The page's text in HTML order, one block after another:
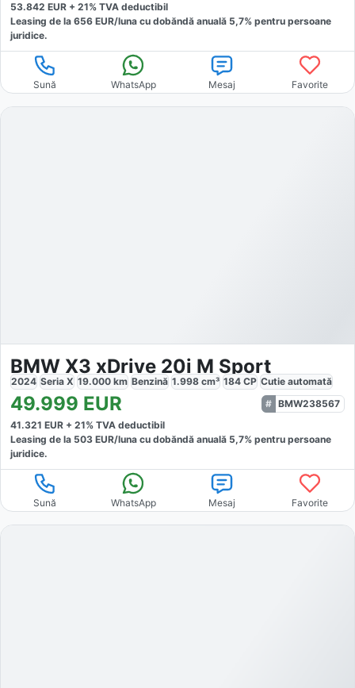
53.842 EUR + 21% TVA deductibil
Leasing de la 656 EUR/luna cu dobăndă anuală 5,7% pentru persoane
juridice.
Sună WhatsApp Mesaj Favorite
BMW X3 xDrive 20i M Sport
2024 Seria X 19.000 km Benzină 1.998 cm³ 184 CP Cutie automată
49.999 EUR
BMW238567
41.321 EUR + 21% TVA deductibil
Leasing de la 503 EUR/luna cu dobăndă anuală 5,7% pentru persoane
juridice.
Sună WhatsApp Mesaj Favorite